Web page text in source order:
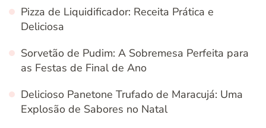
Pizza de Liquidificador: Receita Prática e
Deliciosa
Sorvetão de Pudim: A Sobremesa Perfeita para
as Festas de Final de Ano
Delicioso Panetone Trufado de Maracujá: Uma
Explosão de Sabores no Natal